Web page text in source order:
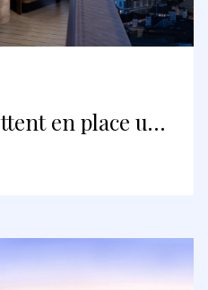
en place un
de